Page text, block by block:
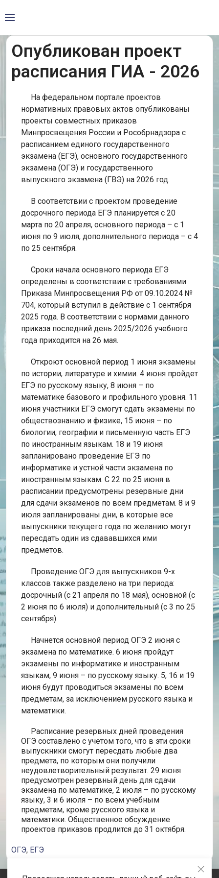
Опубликован проект
расписания ГИА - 2026
На федеральном портале проектов
нормативных правовых актов опубликованы
проекты совместных приказов
Минпросвещения России и Рособрнадзора с
расписанием единого государственного
экзамена (ЕГЭ), основного государственного
экзамена (ОГЭ) и государственного
выпускного экзамена (ГВЭ) на 2026 год.
В соответствии с проектом проведение
досрочного периода ЕГЭ планируется с 20
марта по 20 апреля, основного периода – с 1
июня по 9 июля, дополнительного периода – с 4
по 25 сентября.
Сроки начала основного периода ЕГЭ
определены в соответствии с требованиями
Приказа Минпросвещения РФ от 09.10.2024 №
704, который вступил в действие с 1 сентября
2025 года. В соответствии с нормами данного
приказа последний день 2025/2026 учебного
года приходится на 26 мая.
Откроют основной период 1 июня экзамены
по истории, литературе и химии. 4 июня пройдет
ЕГЭ по русскому языку, 8 июня – по
математике базового и профильного уровня. 11
июня участники ЕГЭ смогут сдать экзамены по
обществознанию и физике, 15 июня – по
биологии, географии и письменную часть ЕГЭ
по иностранным языкам. 18 и 19 июня
запланировано проведение ЕГЭ по
информатике и устной части экзамена по
иностранным языкам. С 22 по 25 июня в
расписании предусмотрены резервные дни
для сдачи экзаменов по всем предметам. 8 и 9
июля запланированы дни, в которые все
выпускники текущего года по желанию могут
пересдать один из сдававшихся ими
предметов.
Проведение ОГЭ для выпускников 9-х
классов также разделено на три периода:
досрочный (с 21 апреля по 18 мая), основной (с
2 июня по 6 июля) и дополнительный (с 3 по 25
сентября).
Начнется основной период ОГЭ 2 июня с
экзамена по математике. 6 июня пройдут
экзамены по информатике и иностранным
языкам, 9 июня – по русскому языку. 5, 16 и 19
июня будут проводиться экзамены по всем
предметам, за исключением русского языка и
математики.
Расписание резервных дней проведения
ОГЭ составлено с учетом того, что в эти сроки
выпускники смогут пересдать любые два
предмета, по которым они получили
неудовлетворительный результат. 29 июня
предусмотрен резервный день для сдачи
экзамена по математике, 2 июля – по русскому
языку, 3 и 6 июля – по всем учебным
предметам, кроме русского языка и
математики. Общественное обсуждение
проектов приказов продлится до 31 октября.
ОГЭ, ЕГЭ